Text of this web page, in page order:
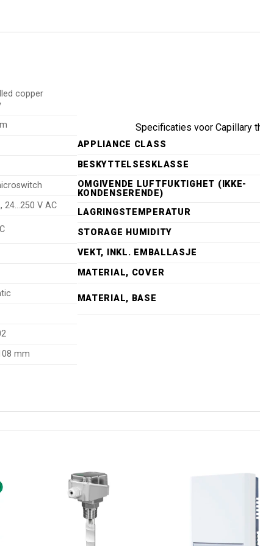
copper
24…250 V AC
mm
Specificaties voor Capillary
APPLIANCE CLASS
BESKYTTELSESKLASSE
OMGIVENDE LUFTFUKTIGHET (IKKE-
KONDENSERENDE)
LAGRINGSTEMPERATUR
STORAGE HUMIDITY
VEKT, INKL. EMBALLASJE
MATERIAL, COVER
MATERIAL, BASE